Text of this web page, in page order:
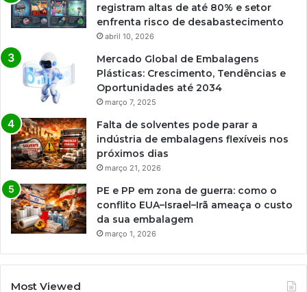
registram altas de até 80% e setor
enfrenta risco de desabastecimento
abril 10, 2026
Mercado Global de Embalagens
Plásticas: Crescimento, Tendências e
Oportunidades até 2034
março 7, 2025
Falta de solventes pode parar a
indústria de embalagens flexíveis nos
próximos dias
março 21, 2026
PE e PP em zona de guerra: como o
conflito EUA–Israel–Irã ameaça o custo
da sua embalagem
março 1, 2026
Most Viewed